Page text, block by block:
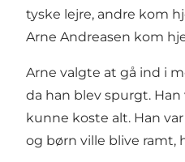
tyske lejre, andre kom
Arne Andreasen kom
Arne valgte at gå ind i
da han blev spurgt. Han
kunne koste alt. Han
og børn ville blive ramt,